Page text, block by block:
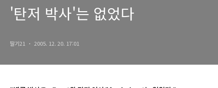
'탄저 박사'는 없었다
딸기21 2005. 12. 20. 17:01